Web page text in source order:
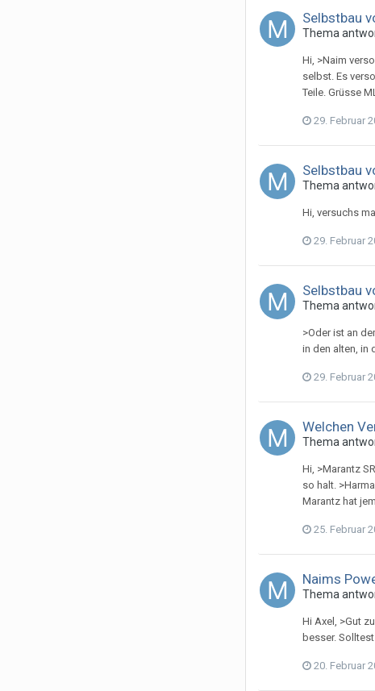
Selbstbau
Thema
Hi, >Naim
selbst. Es
Teile. Grüsse
29. Februar
Selbstbau
Thema
Hi, versuchs
29. Februar
Selbstbau
Thema
>Oder ist an
in den alten, in
29. Februar
Welchen
Thema
Hi, >Marantz
so halt.
Marantz hat
25. Februar
Naims
Thema
Hi Axel, >Gut
besser.
20. Februar